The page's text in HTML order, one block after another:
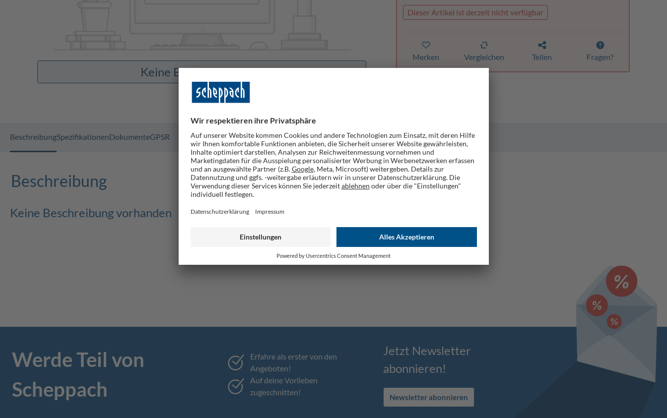
Keine Bilder vorhanden
Dieser Artikel ist derzeit nicht verfügbar
Merken Vergleichen Teilen Fragen?
BeschreibungSpezifikationenDokumenteGPSR
Beschreibung
Keine Beschreibung vorhanden
Werde Teil von
Scheppach
Erfahre als erster von den
Angeboten!
Auf deine Vorlieben
zugeschnitten!
Jetzt Newsletter
abonnieren!
Newsletter abonnieren